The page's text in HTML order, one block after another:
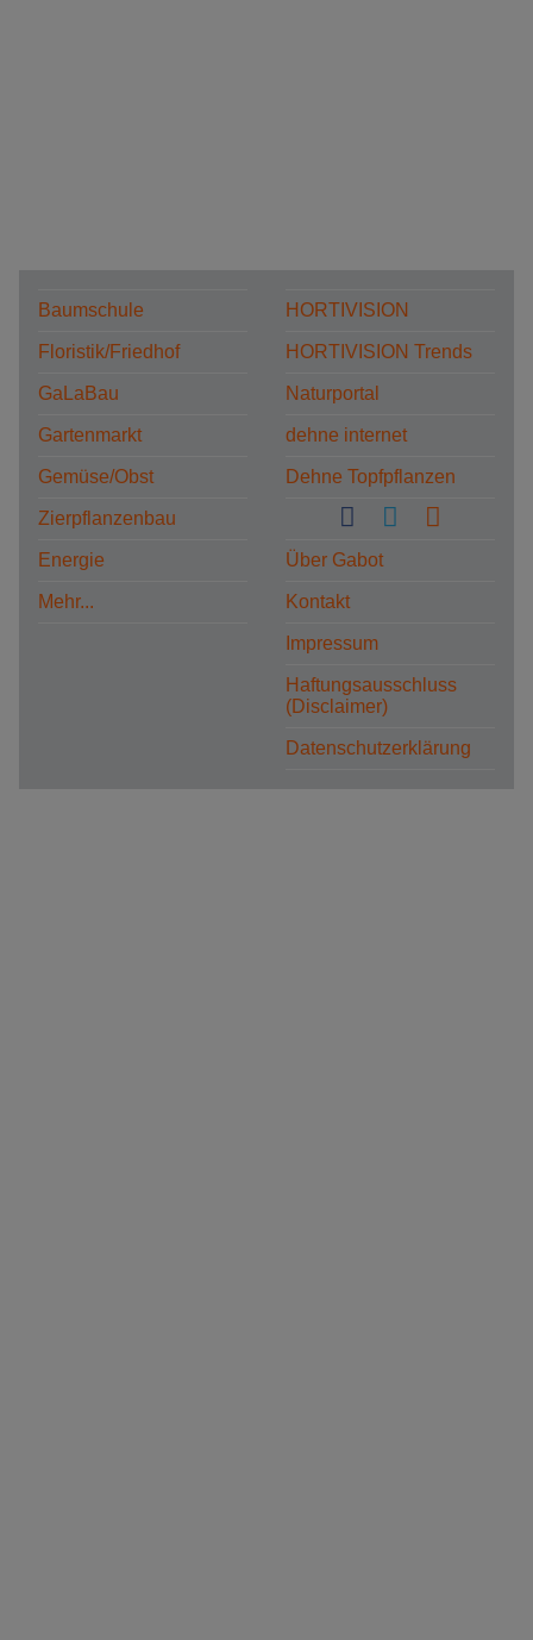
Baumschule
Floristik/Friedhof
GaLaBau
Gartenmarkt
Gemüse/Obst
Zierpflanzenbau
Energie
Mehr...
HORTIVISION
HORTIVISION Trends
Naturportal
dehne internet
Dehne Topfpflanzen
Über Gabot
Kontakt
Impressum
Haftungsausschluss
(Disclaimer)
Datenschutzerklärung